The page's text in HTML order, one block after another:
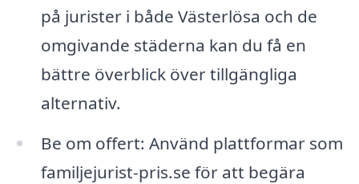
på jurister i både Västerlösa och de
omgivande städerna kan du få en
bättre överblick över tillgängliga
alternativ.
Be om offert: Använd plattformar som
familjejurist-pris.se för att begära